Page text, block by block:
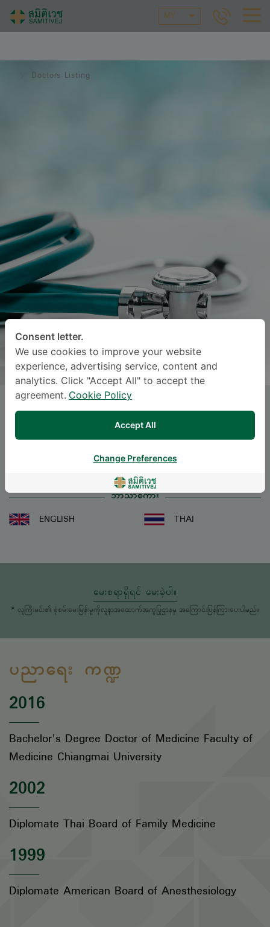
MY
Doctors Listing
SUMALEE KIJLERTPHAIROT, M.D.
Specialties: Anesthesiology-
Anesthesiology
ဘာသာစကား
ENGLISH
THAI
မေးစရာရှိရင် မေးခဲ့ပါ။
* လူကြီးမင်း၏ စုံစမ်းမေးမြန်းမှုကိုလူနာအထောက်အကူပြုဌာနမှ အကြောင်းပြန်ကြားပေးပါမည်။
ပညာရေး ကဏ္ဍ
2016
Bachelor's Degree Doctor of Medicine Faculty of
Medicine Chiangmai University
2002
Diplomate Thai Board of Family Medicine
1999
Diplomate American Board of Anesthesiology
Consent letter.
We use cookies to improve your website
experience, advertising service, content and
analytics. Click "Accept All" to accept the
agreement. Cookie Policy
Accept All
Change Preferences